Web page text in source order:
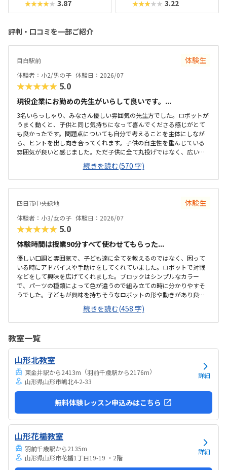
★★★★★ 3.87 ★★★★★ 3.22
評判・口コミを一部ご紹介
目白駅前 体験生
体験者：小2/男の子 体験日：2026/07
★★★★★ 5.0
現役企業にお勤めの先生がいらして良いです。...
3名いらっしゃり、みなさん優しい雰囲気の先生方でした。ロボットが
うまく動くと、子供と同じ気持ちになって喜んでくださる感じがとて
も良かったです。問題点についても自分で考えることを主体にしなが
ら、ヒントを出し向き合ってくれます。子供の自主性を重んじている
雰囲気が良いと感じました。ただ子供に全て丸投げではなく、広い机
の上に「教科書とキットをどこに置いたらやりやすいかな？」と声を
かけてくださり、そこから自分で考えていました。ロボット作りもヒ
ントをいただきながら、自分で教科書を読んで作り上げていました。
駅近くですが、静かな環境です。急な坂道があるので、暑い夏など、重
できました。入室したら必ず手を洗うルールも良いです。教室にある
教科書などもきちんと整理整頓されています。キット代が兄弟割引で
半額になりました。入会金も無料に。欲を言えば、...
続きを読む(570 字)
四日市中央緑地 体験生
体験者：小3/女の子 体験日：2026/07
★★★★★ 5.0
体験時間は授業90分すべて使わせてもらった...
優しい口調と雰囲気で、子ども達に全てを教えるのではなく、困って
いる時にアドバイスや手助けをしてくれていました。ロボットで対戦
などをして興味を広げてくれました。ブロックはシンプルなカラー
で、パーツの種類によって色が違うので組み立ての時に分かりやすそ
うでした。子どもが興味を持ちそうなロボットの形や動きがあり良か
ったです。駐車場は停めやすく、分かりやすい場所にあるので助かり
ます。近くに別の施設もあるので、習ってない兄弟が過ごしやすいと
思いました。教室はシンプルで余計なものが置いてないので集中でき
したりできるのは助かります。料金は今の物価で考えれば高いとは思
いませんが、子どもの成長具合で判断すると思います。子どもが自発
的にどんどん作り進めていったのには正直驚きました。最初からたく
さんあれこれ説明されずブロックを触らせてもらったの...
続きを読む(458 字)
教室一覧
山形北教室
東金井駅から2413m （羽前千歳駅から2176m）
山形県山形市嶋北4-2-33
詳細
無料体験レッスン申込みはこちら
山形花楯教室
羽前千歳駅から2135m
山形県山形市花楯1丁目19-19 ・2階
詳細